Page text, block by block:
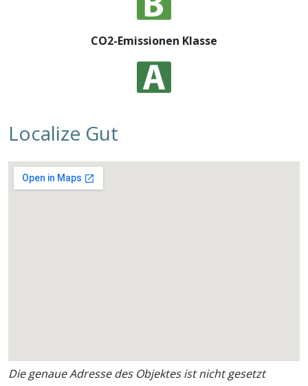
CO2-Emissionen Klasse
Localize Gut
Die genaue Adresse des Objektes ist nicht gesetzt